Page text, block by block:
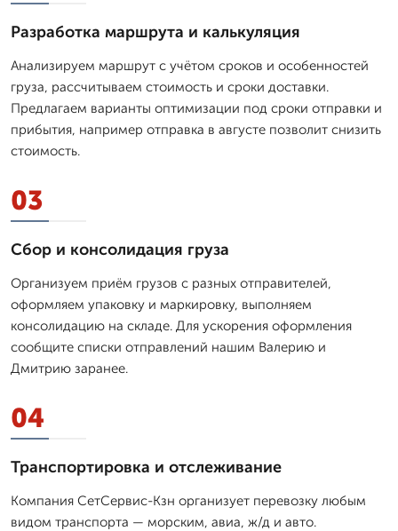
Разработка маршрута и калькуляция
Анализируем маршрут с учётом сроков и особенностей
груза, рассчитываем стоимость и сроки доставки.
Предлагаем варианты оптимизации под сроки отправки и
прибытия, например отправка в августе позволит снизить
стоимость.
03
Сбор и консолидация груза
Организуем приём грузов с разных отправителей,
оформляем упаковку и маркировку, выполняем
консолидацию на складе. Для ускорения оформления
сообщите списки отправлений нашим Валерию и
Дмитрию заранее.
04
Транспортировка и отслеживание
Компания СетСервис-Кзн организует перевозку любым
видом транспорта — морским, авиа, ж/д и авто.